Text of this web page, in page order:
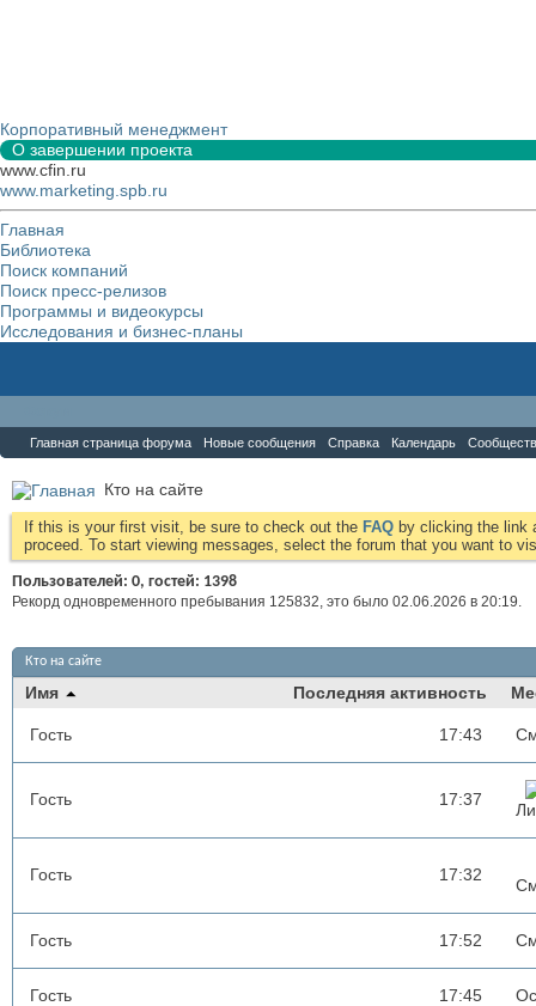
Корпоративный менеджмент
О завершении проекта
www.cfin.ru
www.marketing.spb.ru
Главная
Библиотека
Поиск компаний
Поиск пресс-релизов
Программы и видеокурсы
Исследования и бизнес-планы
Главная страница форума Новые сообщения Справка Календарь
Кто на сайте
If this is your first visit, be sure to check out the FAQ by clicking the link
proceed. To start viewing messages, select the forum that you want to
Пользователей: 0, гостей: 1398
Рекорд одновременного пребывания 125832, это было 02.06.2026 в 20:19.
Кто на сайте
Имя Последняя активность
Гость 17:43
Гость 17:37
Гость 17:32
Гость 17:52
Гость 17:45